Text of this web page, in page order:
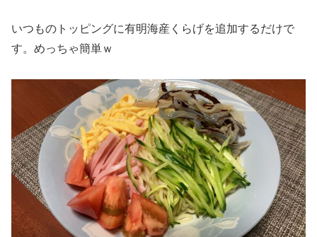
いつものトッピングに有明海産くらげを追加するだけで
す。めっちゃ簡単ｗ